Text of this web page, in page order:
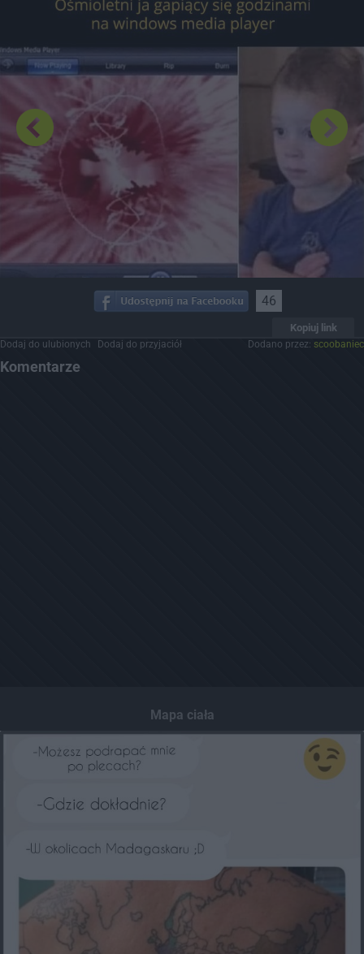
46
Kopiuj link
Dodaj do ulubionych Dodaj do przyjaciół Dodano przez: scoobaniec
Komentarze
Mapa ciała